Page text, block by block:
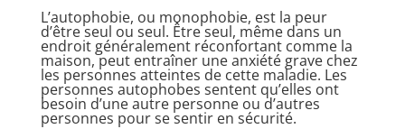
L’autophobie, ou monophobie, est la peur
d’être seul ou seul. Être seul, même dans un
endroit généralement réconfortant comme la
maison, peut entraîner une anxiété grave chez
les personnes atteintes de cette maladie. Les
personnes autophobes sentent qu’elles ont
besoin d’une autre personne ou d’autres
personnes pour se sentir en sécurité.